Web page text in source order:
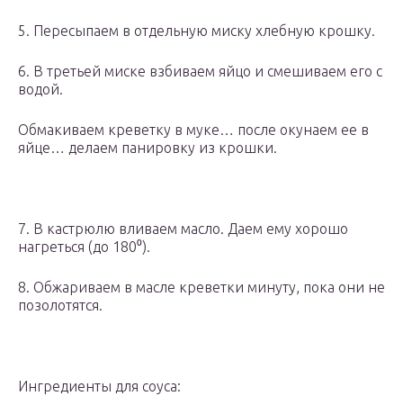
5. Пересыпаем в отдельную миску хлебную крошку.
6. В третьей миске взбиваем яйцо и смешиваем его с
водой.
Обмакиваем креветку в муке… после окунаем ее в
яйце… делаем панировку из крошки.
7. В кастрюлю вливаем масло. Даем ему хорошо
нагреться (до 180⁰).
8. Обжариваем в масле креветки минуту, пока они не
позолотятся.
Ингредиенты для соуса: